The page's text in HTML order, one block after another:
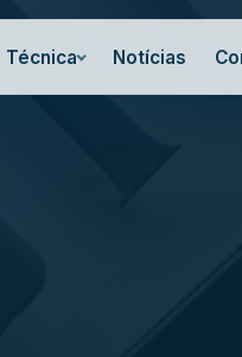
Técnica Notícias